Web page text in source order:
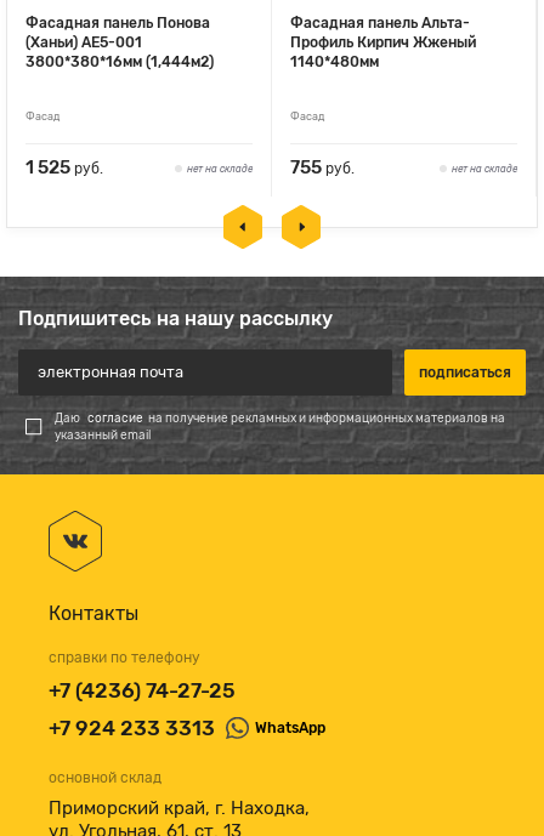
Фасадная панель Понова
(Ханьи) АЕ5-001
3800*380*16мм (1,444м2)
Фасад
1 525 руб. нет на складе
Фасадная панель Альта-
Профиль Кирпич Жженый
1140*480мм
Фасад
755 руб. нет на складе
Подпишитесь на нашу рассылку
Даю согласие на получение рекламных и информационных материалов на
указанный email
Контакты
справки по телефону
+7 (4236) 74-27-25
+7 924 233 3313
WhatsApp
основной склад
Приморский край, г. Находка,
ул. Угольная, 61, ст. 13